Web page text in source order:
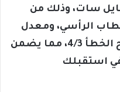
سات، وذلك من
مع الاستقطاب الرأسي، ومعدل
ترميز 27500، ومعامل تصحيح الخطأ 4/3، مما يضمن
في استقبلك